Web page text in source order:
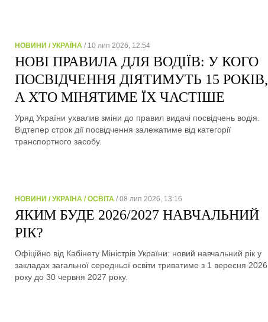
НОВИНИ / УКРАЇНА / 10 лип 2026, 12:54
НОВІ ПРАВИЛА ДЛЯ ВОДІЇВ: У КОГО
ПОСВІДЧЕННЯ ДІЯТИМУТЬ 15 РОКІВ,
А ХТО МІНЯТИМЕ ЇХ ЧАСТІШЕ
Уряд України ухвалив зміни до правил видачі посвідчень водія.
Відтепер строк дії посвідчення залежатиме від категорії
транспортного засобу.
НОВИНИ / УКРАЇНА / ОСВІТА / 08 лип 2026, 13:16
ЯКИМ БУДЕ 2026/2027 НАВЧАЛЬНИЙ
РІК?
Офіційно від Кабінету Міністрів України: новий навчальний рік у
закладах загальної середньої освіти триватиме з 1 вересня 2026
року до 30 червня 2027 року.